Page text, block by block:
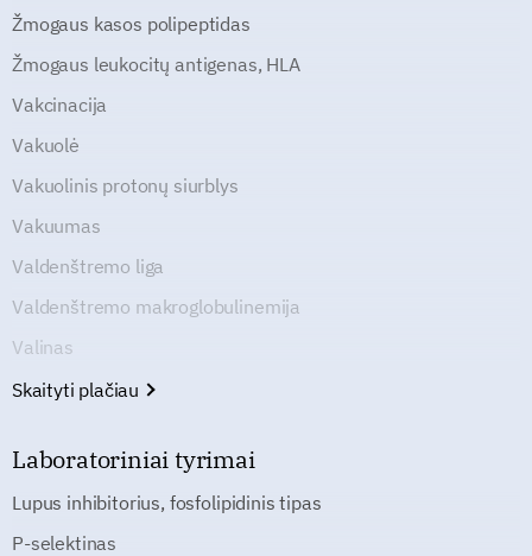
Žmogaus kasos polipeptidas
Žmogaus leukocitų antigenas, HLA
Vakcinacija
Vakuolė
Vakuolinis protonų siurblys
Vakuumas
Valdenštremo liga
Valdenštremo makroglobulinemija
Valinas
Skaityti plačiau
Laboratoriniai tyrimai
Lupus inhibitorius, fosfolipidinis tipas
P-selektinas